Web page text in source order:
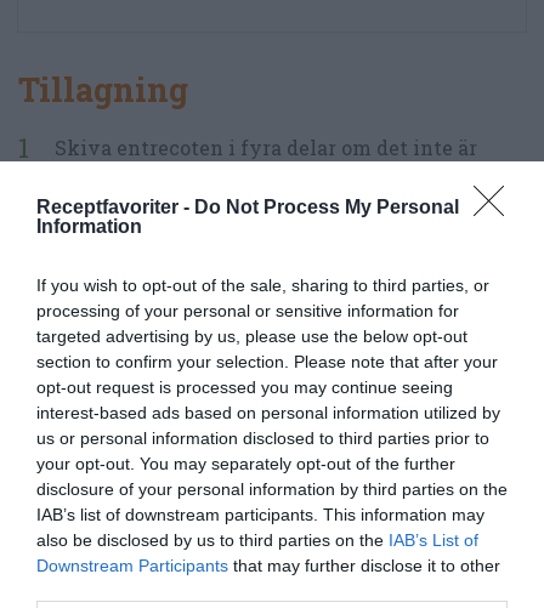
Receptfavoriter - Do Not Process My Personal
Information
If you wish to opt-out of the sale, sharing to third parties, or
processing of your personal or sensitive information for
targeted advertising by us, please use the below opt-out
section to confirm your selection. Please note that after your
opt-out request is processed you may continue seeing
interest-based ads based on personal information utilized by
us or personal information disclosed to third parties prior to
your opt-out. You may separately opt-out of the further
disclosure of your personal information by third parties on the
IAB’s list of downstream participants. This information may
also be disclosed by us to third parties on the IAB’s List of
Downstream Participants that may further disclose it to other
Tillagning
Skiva entrecoten i fyra delar om det inte är
Blanda marinaden av ketjap manis, olja, salt,
peppar och örter.
Vänd runt köttet i marinaden i en skål eller
påse. Låt stå i marinaden till grilldax. Det
behöver ej marineras någon längre tid. Kan
förbedas innan och förvaras i kylen. Ta då fram
någon halvtimme innan grillning.
Tänd grillen.